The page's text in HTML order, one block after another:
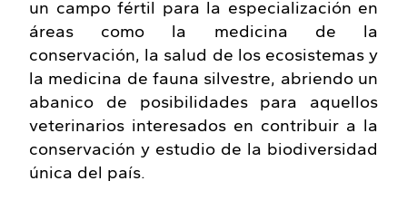
un campo fértil para la especialización en
áreas como la medicina de la
conservación, la salud de los ecosistemas y
la medicina de fauna silvestre, abriendo un
abanico de posibilidades para aquellos
veterinarios interesados en contribuir a la
conservación y estudio de la biodiversidad
única del país.